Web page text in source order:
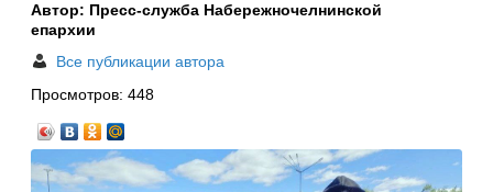
Автор: Пресс-служба Набережночелнинской
епархии
Все публикации автора
Просмотров: 448